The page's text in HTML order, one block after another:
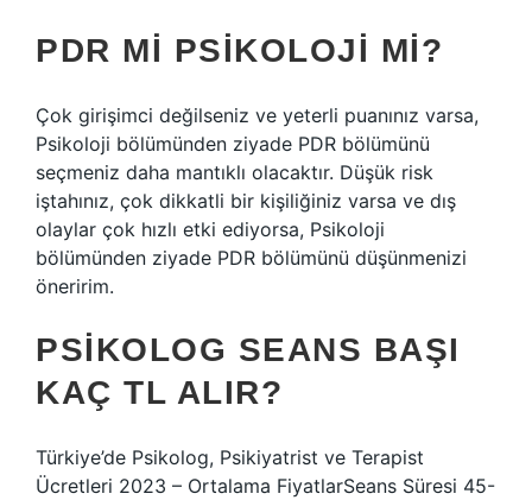
PDR MI PSIKOLOJI MI?
Çok girişimci değilseniz ve yeterli puanınız varsa,
Psikoloji bölümünden ziyade PDR bölümünü
seçmeniz daha mantıklı olacaktır. Düşük risk
iştahınız, çok dikkatli bir kişiliğiniz varsa ve dış
olaylar çok hızlı etki ediyorsa, Psikoloji
bölümünden ziyade PDR bölümünü düşünmenizi
öneririm.
PSIKOLOG SEANS BAŞI
KAÇ TL ALIR?
Türkiye’de Psikolog, Psikiyatrist ve Terapist
Ücretleri 2023 – Ortalama FiyatlarSeans Süresi 45-